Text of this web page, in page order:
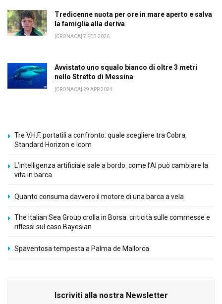
Tredicenne nuota per ore in mare aperto e salva
la famiglia alla deriva
[CRONACA] 7 FEB 2026
Avvistato uno squalo bianco di oltre 3 metri
nello Stretto di Messina
[CRONACA] 29 APR 2024
Tre V.H.F. portatili a confronto: quale scegliere tra Cobra,
Standard Horizon e Icom
L’intelligenza artificiale sale a bordo: come l’AI può cambiare la
vita in barca
Quanto consuma davvero il motore di una barca a vela
The Italian Sea Group crolla in Borsa: criticità sulle commesse e
riflessi sul caso Bayesian
Spaventosa tempesta a Palma de Mallorca
Iscriviti alla nostra Newsletter